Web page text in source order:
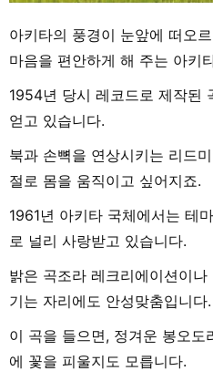
아키타의 풍경이 눈앞에 떠오
마음을 편안하게 해 주는 아키
1954년 당시 레코드로 제작된
얻고 있습니다.
북과 손뼉을 연상시키는 리드
절로 몸을 움직이고 싶어지죠.
1961년 아키타 국체에서는 테
로 널리 사랑받고 있습니다.
밝은 곡조라 레크리에이션이
기는 자리에도 안성맞춤입니다.
이 곡을 들으면, 정겨운 봉오
에 꽃을 피울지도 모릅니다.